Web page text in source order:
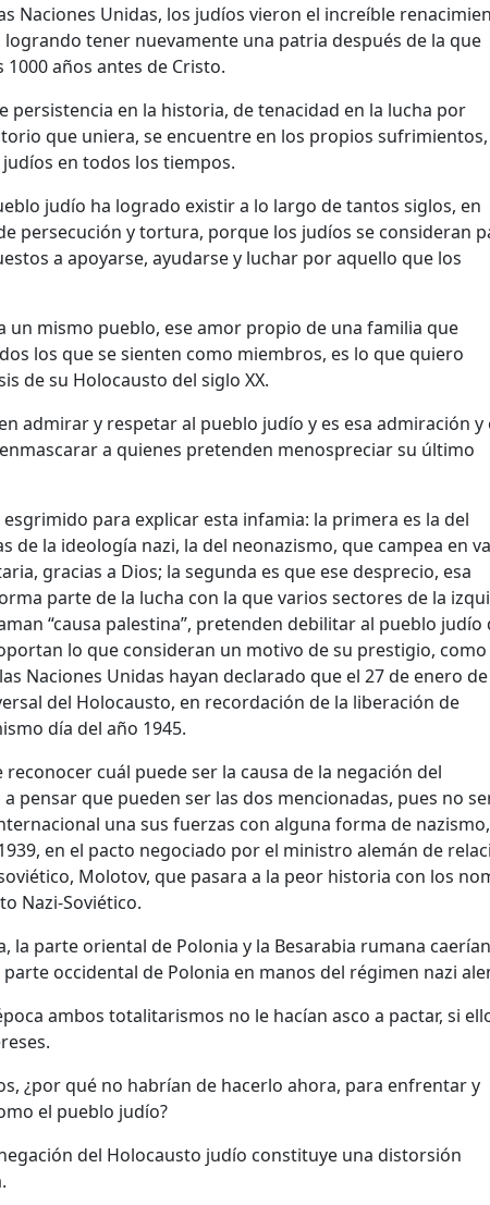
Naciones Unidas, los judíos vieron el increíble
tener nuevamente una patria después de la que
años antes de Cristo.
persistencia en la historia, de tenacidad en la lucha por
que uniera, se encuentre en los propios sufrimientos,
en todos los tiempos.
judío ha logrado existir a lo largo de tantos siglos, en
persecución y tortura, porque los judíos se consideran
a apoyarse, ayudarse y luchar por aquello que los
un mismo pueblo, ese amor propio de una familia que
los que se sienten como miembros, es lo que quiero
de su Holocausto del siglo XX.
admirar y respetar al pueblo judío y es esa admiración y
a quienes pretenden menospreciar su último
esgrimido para explicar esta infamia: la primera es la del
de la ideología nazi, la del neonazismo, que campea en
gracias a Dios; la segunda es que ese desprecio, esa
parte de la lucha con la que varios sectores de la
“causa palestina”, pretenden debilitar al pueblo judío
lo que consideran un motivo de su prestigio, como
Naciones Unidas hayan declarado que el 27 de enero
del Holocausto, en recordación de la liberación de
día del año 1945.
cuál puede ser la causa de la negación del
pensar que pueden ser las dos mencionadas, pues no
una sus fuerzas con alguna forma de nazismo,
en el pacto negociado por el ministro alemán de
Molotov, que pasara a la peor historia con los
Nazi-Soviético.
la parte oriental de Polonia y la Besarabia rumana
occidental de Polonia en manos del régimen nazi
ambos totalitarismos no le hacían asco a pactar, si
¿por qué no habrían de hacerlo ahora, para enfrentar y
el pueblo judío?
del Holocausto judío constituye una distorsión